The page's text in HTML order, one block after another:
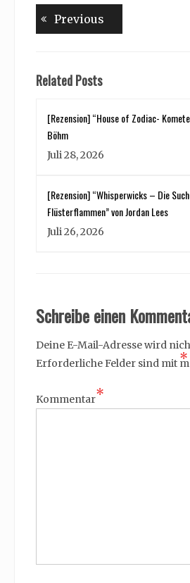
Beitragsnavigation
Previous
Related Posts
[Rezension] “House of Zodiac-
Böhm
Juli 28, 2026
[Rezension] “Whisperwicks – Die
Flüsterflammen” von Jordan Lees
Juli 26, 2026
Schreibe einen
Deine E-Mail-Adresse wird
Erforderliche Felder sind mit *
Kommentar*